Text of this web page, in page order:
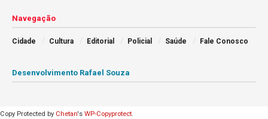
Navegação
Cidade Cultura Editorial Policial Saúde Fale Conosco
Desenvolvimento Rafael Souza
Copy Protected by Chetan's WP-Copyprotect.